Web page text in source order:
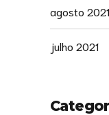
agosto 2021
julho 2021